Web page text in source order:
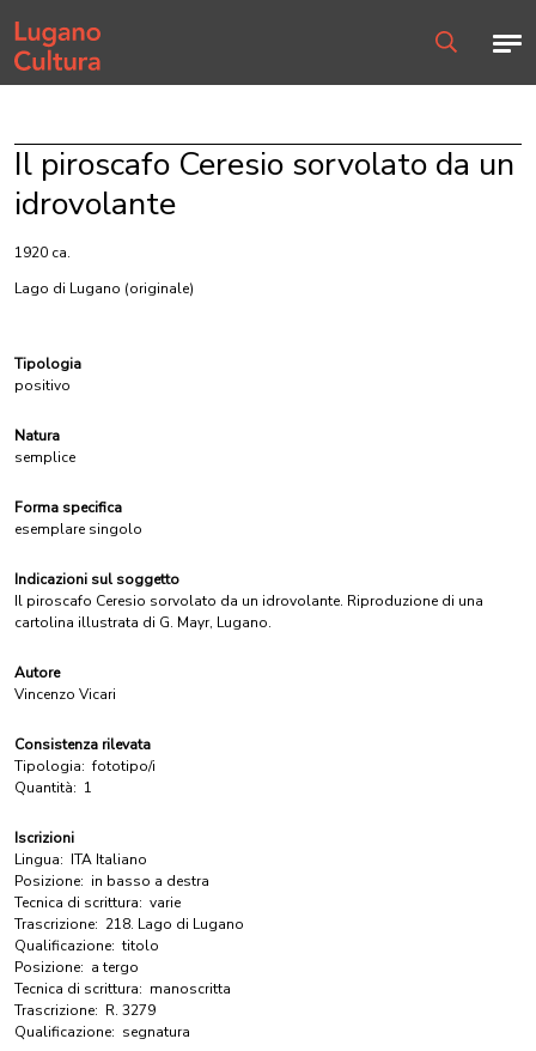
Home page
Il piroscafo Ceresio sorvolato da un
idrovolante
1920 ca.
Lago di Lugano (originale)
Tipologia
positivo
Natura
semplice
Forma specifica
esemplare singolo
Indicazioni sul soggetto
Il piroscafo Ceresio sorvolato da un idrovolante. Riproduzione di una
cartolina illustrata di G. Mayr, Lugano.
Autore
Vincenzo Vicari
Consistenza rilevata
Tipologia: fototipo/i
Quantità: 1
Iscrizioni
Lingua: ITA Italiano
Posizione: in basso a destra
Tecnica di scrittura: varie
Trascrizione: 218. Lago di Lugano
Qualificazione: titolo
Posizione: a tergo
Tecnica di scrittura: manoscritta
Trascrizione: R. 3279
Qualificazione: segnatura